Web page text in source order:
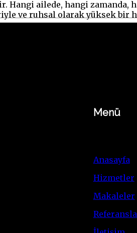
Hangi ailede, hangi
ve ruhsal olarak yüksek bir
Menü
Anasayfa
Hizmetler
Makaleler